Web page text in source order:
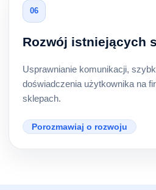
06
Rozwój istniejących
Usprawnianie komunikacji,
doświadczenia użytkownika na
sklepach.
Porozmawiaj o rozwoju